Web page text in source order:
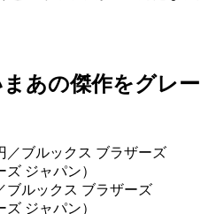
あの傑作をグレー
ブルックス ブラザーズ
ズ ジャパン）